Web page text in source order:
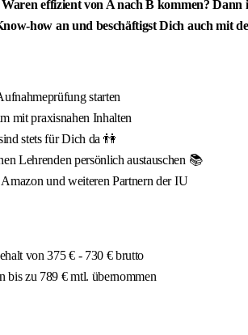
effizient von A nach B kommen?
how an und beschäftigst Dich auch mit
starten
mit praxisnahen Inhalten
stets für Dich da 👫
Lehrenden persönlich austauschen 📚
und weiteren Partnern der IU
von 375 € - 730 € brutto
bis zu 789 € mtl. übernommen